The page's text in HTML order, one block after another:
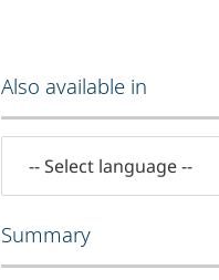
Also available in
Summary